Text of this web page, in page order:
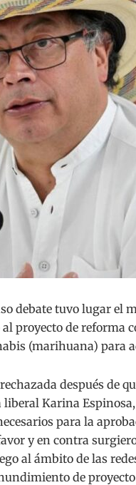
debate tuvo lugar el
proyecto de reforma
(marihuana) para
después de
liberal Karina
para la
y en contra
al ámbito de las
de proyecto